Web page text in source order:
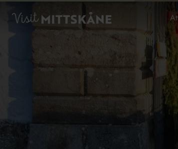
Hoppa till huvudinnehållet
Visit MittSkåne